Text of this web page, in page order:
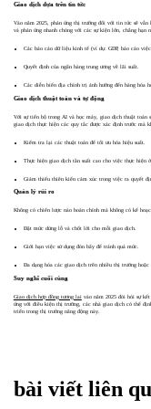
Giao dịch dựa trên tin tức
Vào năm 2025, phản ứng thị trường đối với tin tức sẽ
và phản ứng nhanh chóng với các sự kiện lớn, chẳng hạn
Các báo cáo dữ liệu kinh tế (ví dụ: GDP, báo cáo việc
Quyết định của ngân hàng trung ương về lãi suất.
Các diễn biến địa chính trị ảnh hưởng đến hàng hóa
Giao dịch thuật toán và tự động
Với sự tiến bộ trong AI và học máy, giao dịch thuật toán
giao dịch thực hiện các quy tắc được xác định trước mà
Kiểm tra lại các thuật toán để tối ưu hóa hiệu suất.
Thực hiện giao dịch tần suất cao cho việc thực hiện
Giảm thiểu thiên kiến cảm xúc trong việc ra quyết
Quản lý rủi ro
Không có chiến lược nào hoàn chỉnh mà không có kế
Đặt mức dừng lỗ và chốt lời cho mỗi giao dịch.
Giới hạn việc sử dụng đòn bẩy để tránh quá mức.
Đa dạng hóa các giao dịch trên nhiều thị trường
Suy nghĩ cuối cùng
Giao dịch hợp đồng tương lai vào năm 2025 đòi hỏi sự
ứng với điều kiện thị trường, các nhà giao dịch có thể
triển trong thị trường năng động này.
bài viết liên